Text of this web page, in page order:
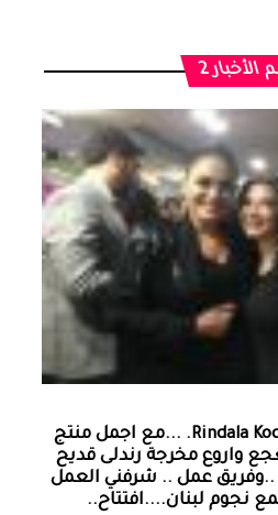
الأخبار 2
مؤمنة الشامي‏ مع ‏‎Rindala Kodeih‎‏. ...مع اجمل منتج
واروع مخرجة رندلى قديح
..وفريق عمل .. شرفني العمل
نجوم لبنان....افتتاح..